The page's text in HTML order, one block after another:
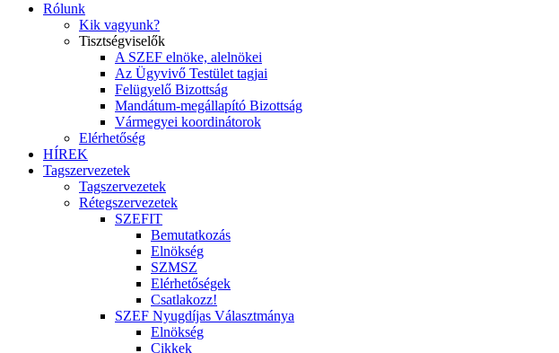
Rólunk
Kik vagyunk?
Tisztségviselők
A SZEF elnöke, alelnökei
Az Ügyvivő Testület tagjai
Felügyelő Bizottság
Mandátum-megállapító Bizottság
Vármegyei koordinátorok
Elérhetőség
HÍREK
Tagszervezetek
Tagszervezetek
Rétegszervezetek
SZEFIT
Bemutatkozás
Elnökség
SZMSZ
Elérhetőségek
Csatlakozz!
SZEF Nyugdíjas Választmánya
Elnökség
Cikkek